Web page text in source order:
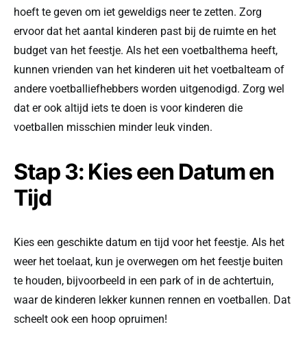
hoeft te geven om iet geweldigs neer te zetten. Zorg
ervoor dat het aantal kinderen past bij de ruimte en het
budget van het feestje. Als het een voetbalthema heeft,
kunnen vrienden van het kinderen uit het voetbalteam of
andere voetballiefhebbers worden uitgenodigd. Zorg wel
dat er ook altijd iets te doen is voor kinderen die
voetballen misschien minder leuk vinden.
Stap 3: Kies een Datum en
Tijd
Kies een geschikte datum en tijd voor het feestje. Als het
weer het toelaat, kun je overwegen om het feestje buiten
te houden, bijvoorbeeld in een park of in de achtertuin,
waar de kinderen lekker kunnen rennen en voetballen. Dat
scheelt ook een hoop opruimen!